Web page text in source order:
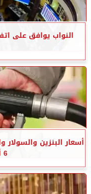
النواب يوافق على
أسعار البنزين
6 أغسطس 2026